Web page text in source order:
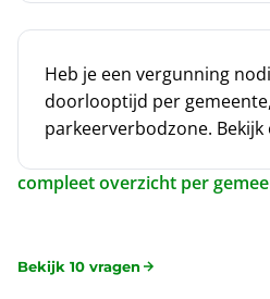
Heb je een vergunning
doorlooptijd per
parkeerverbodzone. Bekijk
compleet overzicht per
Bekijk 10 vragen